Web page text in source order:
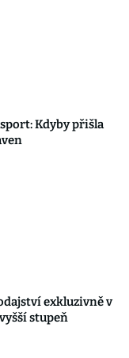
Kdyby přišla
exkluzivně v
stupeň